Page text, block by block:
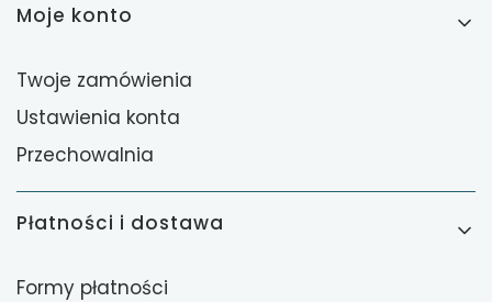
Moje konto
Twoje zamówienia
Ustawienia konta
Przechowalnia
Płatności i dostawa
Formy płatności